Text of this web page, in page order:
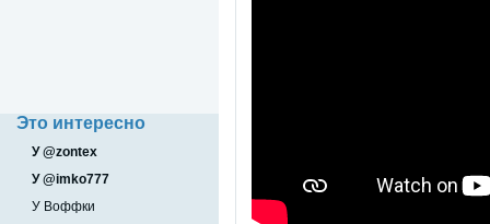
Это интересно
У @zontex
У @imko777
У Воффки